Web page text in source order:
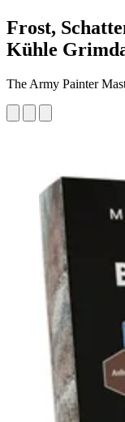
Frost,
Kühle
The Army Painter